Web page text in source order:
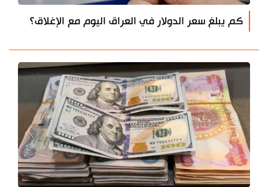
كم يبلغ سعر الدولار في العراق اليوم مع الإغلاق؟